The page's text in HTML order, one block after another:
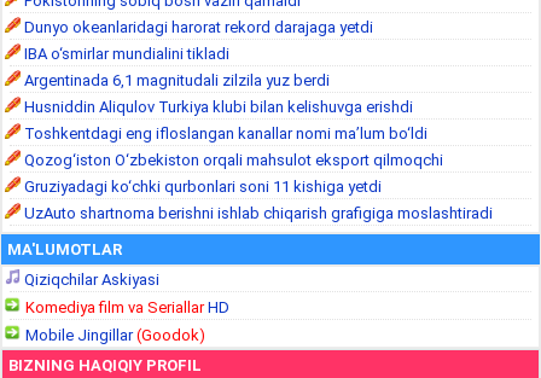
Dunyo okeanlaridagi harorat rekord darajaga yetdi
IBA o‘smirlar mundialini tikladi
Argentinada 6,1 magnitudali zilzila yuz berdi
Husniddin Aliqulov Turkiya klubi bilan kelishuvga erishdi
Toshkentdagi eng ifloslangan kanallar nomi ma’lum bo‘ldi
Qozog‘iston O‘zbekiston orqali mahsulot eksport qilmoqchi
Gruziyadagi ko‘chki qurbonlari soni 11 kishiga yetdi
UzAuto shartnoma berishni ishlab chiqarish grafigiga moslashtiradi
MA'LUMOTLAR
Qiziqchilar Askiyasi
Komediya film va SeriallarHD
Mobile Jingillar(Goodok)
BIZNING HAQIQIY PROFIL